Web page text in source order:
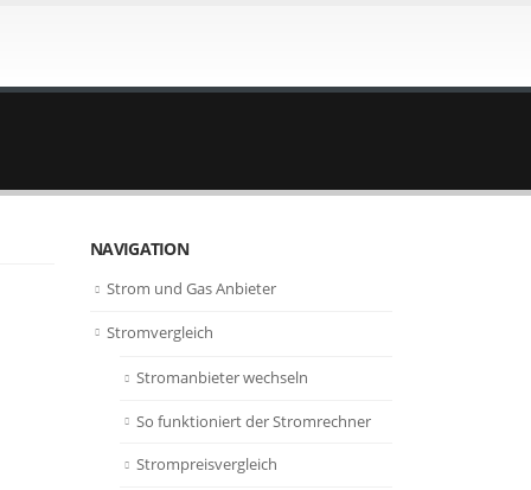
NAVIGATION
Strom und Gas Anbieter
Stromvergleich
Stromanbieter wechseln
So funktioniert der Stromrechner
Strompreisvergleich